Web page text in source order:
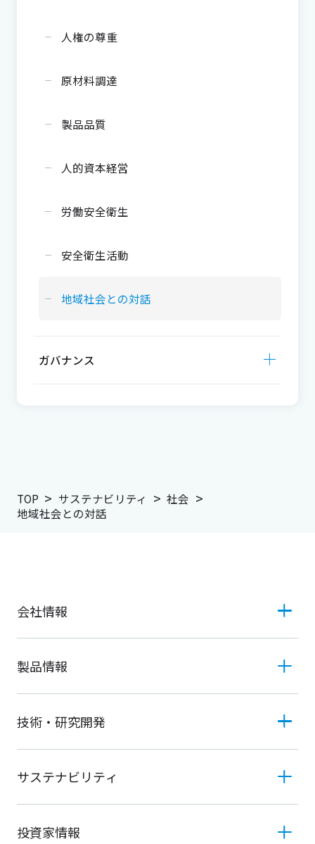
人権の尊重
原材料調達
製品品質
人的資本経営
労働安全衛生
安全衛生活動
地域社会との対話
ガバナンス
TOP サステナビリティ
社会
地域社会との対話
会社情報
製品情報
技術・研究開発
サステナビリティ
投資家情報